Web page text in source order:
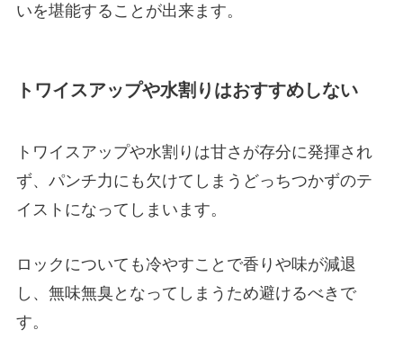
いを堪能することが出来ます。
トワイスアップや水割りはおすすめしない
トワイスアップや水割りは甘さが存分に発揮され
ず、パンチ力にも欠けてしまうどっちつかずのテ
イストになってしまいます。
ロックについても冷やすことで香りや味が減退
し、無味無臭となってしまうため避けるべきで
す。